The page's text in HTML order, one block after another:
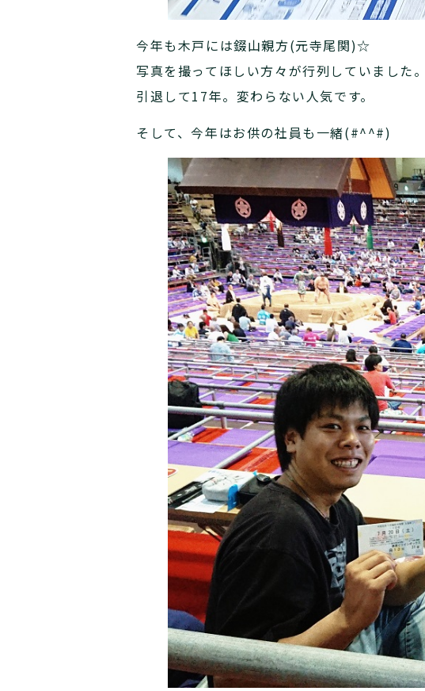
今年も木戸には錣山親方(元寺尾関)☆
写真を撮ってほしい方々が行列していました。
引退して17年。変わらない人気です。
そして、今年はお供の社員も一緒(#^^#)